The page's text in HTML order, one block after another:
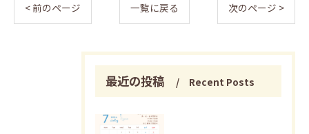
< 前のページ 一覧に戻る 次のページ >
最近の投稿 Recent Posts